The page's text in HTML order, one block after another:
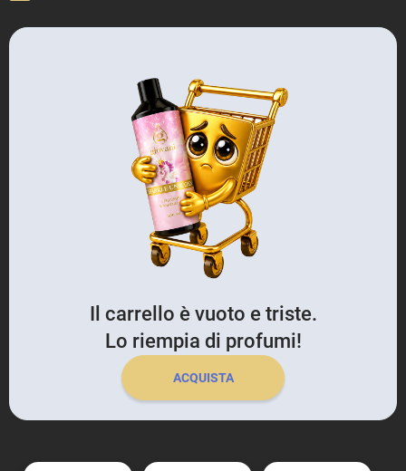
Il carrello è vuoto e triste.
Lo riempia di profumi!
ACQUISTA